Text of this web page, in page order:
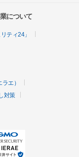
について
ティ24」
エ）
対策